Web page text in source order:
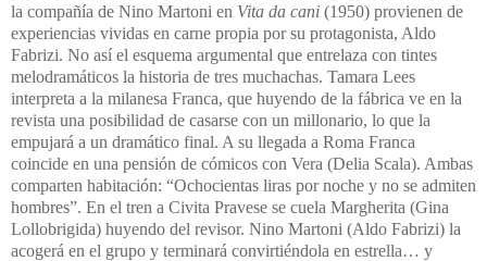
la compañía de Nino Martoni en Vita da cani (1950) provienen de
experiencias vividas en carne propia por su protagonista, Aldo
Fabrizi. No así el esquema argumental que entrelaza con tintes
melodramáticos la historia de tres muchachas. Tamara Lees
interpreta a la milanesa Franca, que huyendo de la fábrica ve en la
revista una posibilidad de casarse con un millonario, lo que la
empujará a un dramático final. A su llegada a Roma Franca
coincide en una pensión de cómicos con Vera (Delia Scala). Ambas
comparten habitación: “Ochocientas liras por noche y no se admiten
hombres”. En el tren a Civita Pravese se cuela Margherita (Gina
Lollobrigida) huyendo del revisor. Nino Martoni (Aldo Fabrizi) la
acogerá en el grupo y terminará convirtiéndola en estrella… y